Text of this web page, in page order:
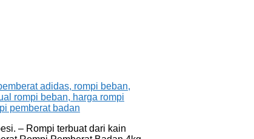
– Rompi terbuat dari kain